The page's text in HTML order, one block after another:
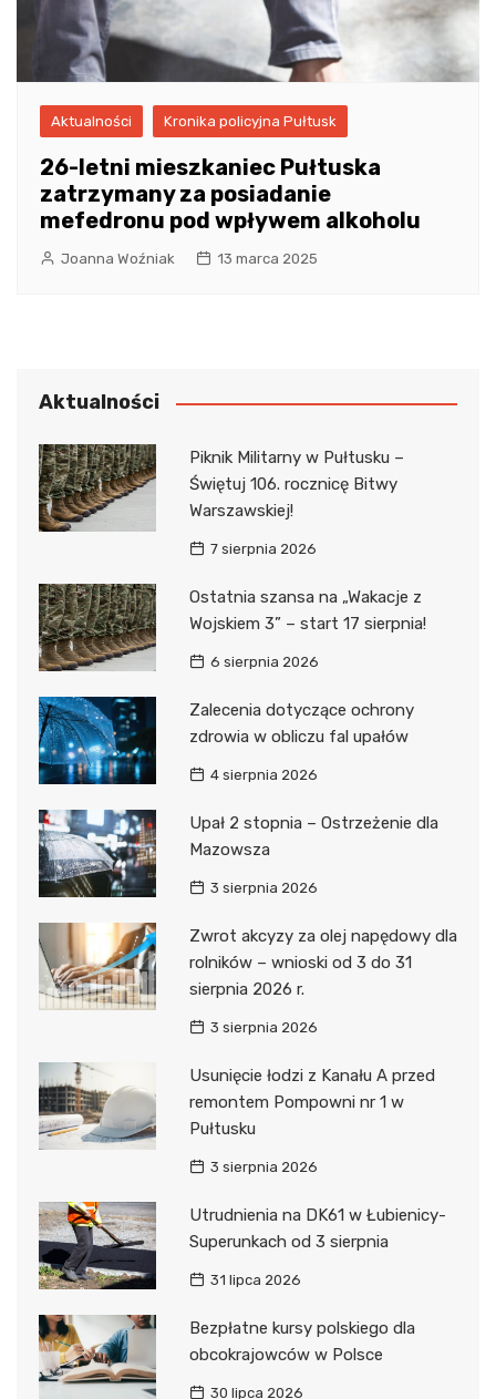
Aktualności Kronika policyjna Pułtusk
26-letni mieszkaniec Pułtuska
zatrzymany za posiadanie
mefedronu pod wpływem alkoholu
Joanna Woźniak 13 marca 2025
Aktualności
Piknik Militarny w Pułtusku –
Świętuj 106. rocznicę Bitwy
Warszawskiej!
7 sierpnia 2026
Ostatnia szansa na „Wakacje z
Wojskiem 3” – start 17 sierpnia!
6 sierpnia 2026
Zalecenia dotyczące ochrony
zdrowia w obliczu fal upałów
4 sierpnia 2026
Upał 2 stopnia – Ostrzeżenie dla
Mazowsza
3 sierpnia 2026
Zwrot akcyzy za olej napędowy dla
rolników – wnioski od 3 do 31
sierpnia 2026 r.
3 sierpnia 2026
Usunięcie łodzi z Kanału A przed
remontem Pompowni nr 1 w
Pułtusku
3 sierpnia 2026
Utrudnienia na DK61 w Łubienicy-
Superunkach od 3 sierpnia
31 lipca 2026
Bezpłatne kursy polskiego dla
obcokrajowców w Polsce
30 lipca 2026